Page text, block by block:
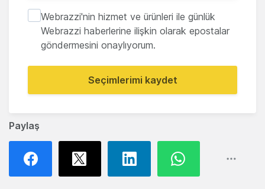
Paylaş
Webrazzi'nin hizmet ve ürünleri ile günlük
Webrazzi haberlerine ilişkin olarak epostalar
göndermesini onaylıyorum.
Seçimlerimi kaydet